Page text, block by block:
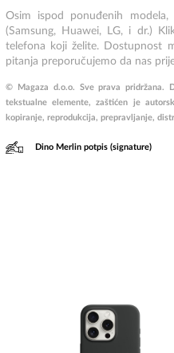
Osim ispod ponuđenih
(Samsung, Huawei, LG, i dr.)
telefona koji želite. Dostupnost
pitanja preporučujemo da nas
© Magaza d.o.o. Sve prava pridržana.
tekstualne elemente, zaštićen je
kopiranje, reprodukcija, prepravljanje,
Dino Merlin potpis (signature)